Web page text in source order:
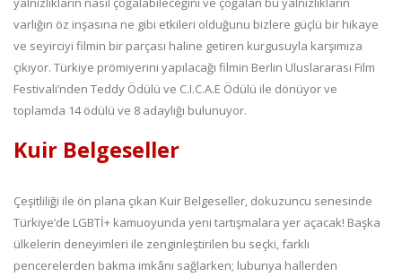
varlığın öz inşasına ne gibi etkileri olduğunu bizlere güçlü bir hikaye
ve seyirciyi filmin bir parçası haline getiren kurgusuyla karşımıza
çıkıyor. Türkiye prömiyerini yapılacağı filmin Berlin Uluslararası Film
Festivali’nden Teddy Ödülü ve C.I.C.A.E Ödülü ile dönüyor ve
toplamda 14 ödülü ve 8 adaylığı bulunuyor.
Kuir Belgeseller
Çeşitliliği ile ön plana çıkan Kuir Belgeseller, dokuzuncu senesinde
Türkiye’de LGBTİ+ kamuoyunda yeni tartışmalara yer açacak! Başka
ülkelerin deneyimleri ile zenginleştirilen bu seçki, farklı
pencerelerden bakma imkânı sağlarken; lubunya hallerden